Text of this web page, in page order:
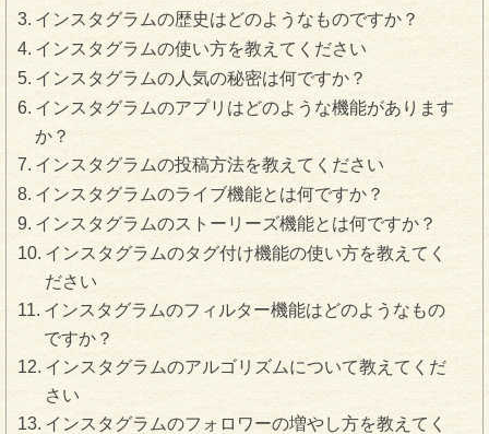
インスタグラムの歴史はどのようなものですか？
インスタグラムの使い方を教えてください
インスタグラムの人気の秘密は何ですか？
インスタグラムのアプリはどのような機能があります
か？
インスタグラムの投稿方法を教えてください
インスタグラムのライブ機能とは何ですか？
インスタグラムのストーリーズ機能とは何ですか？
インスタグラムのタグ付け機能の使い方を教えてく
ださい
インスタグラムのフィルター機能はどのようなもの
ですか？
インスタグラムのアルゴリズムについて教えてくだ
さい
インスタグラムのフォロワーの増やし方を教えてく